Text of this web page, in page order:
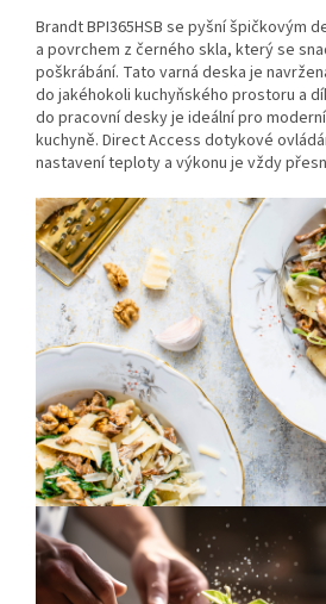
Brandt BPI365HSB se pyšní špičkovým
a povrchem z černého skla, který se
poškrábání. Tato varná deska je
do jakéhokoli kuchyňského prostoru a
do pracovní desky je ideální pro
kuchyně. Direct Access dotykové
nastavení teploty a výkonu je vždy